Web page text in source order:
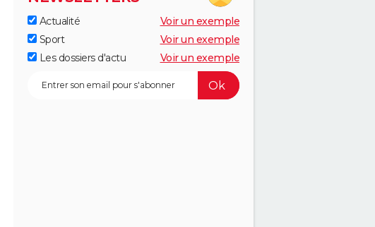
Actualité
Voir un exemple
Sport
Voir un exemple
Les dossiers d'actu
Voir un exemple